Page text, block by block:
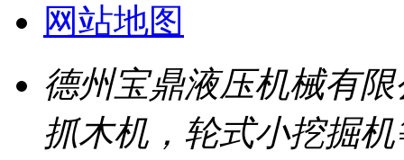
网站地图
德州宝鼎液压机械有
抓木机，轮式小挖掘